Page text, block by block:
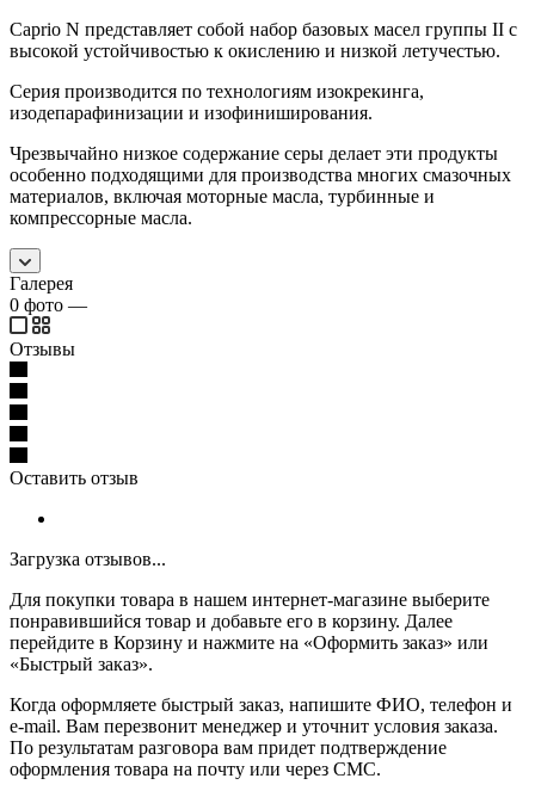
Caprio N представляет собой набор базовых масел группы II с
высокой устойчивостью к окислению и низкой летучестью.
Серия производится по технологиям изокрекинга,
изодепарафинизации и изофиниширования.
Чрезвычайно низкое содержание серы делает эти продукты
особенно подходящими для производства многих смазочных
материалов, включая моторные масла, турбинные и
компрессорные масла.
Галерея
0 фото —
Отзывы
Оставить отзыв
Загрузка отзывов...
Для покупки товара в нашем интернет-магазине выберите
понравившийся товар и добавьте его в корзину. Далее
перейдите в Корзину и нажмите на «Оформить заказ» или
«Быстрый заказ».
Когда оформляете быстрый заказ, напишите ФИО, телефон и
e-mail. Вам перезвонит менеджер и уточнит условия заказа.
По результатам разговора вам придет подтверждение
оформления товара на почту или через СМС.